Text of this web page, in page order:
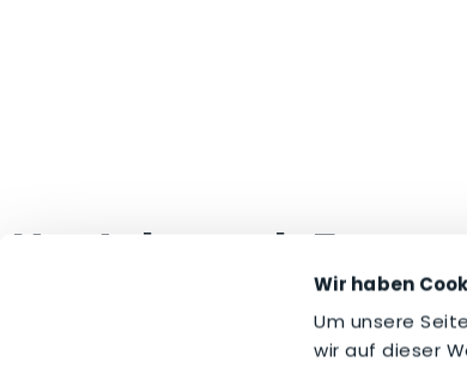
Wir haben
Um unsere
wir auf dieser
Hast du noch
Dann ruf uns doch einfach persönlich